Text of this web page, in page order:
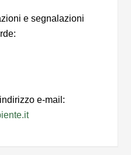
e segnalazioni
e-mail: